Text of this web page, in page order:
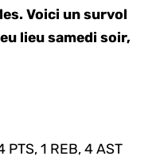
Voici un survol
lieu samedi soir,
1 REB, 4 AST